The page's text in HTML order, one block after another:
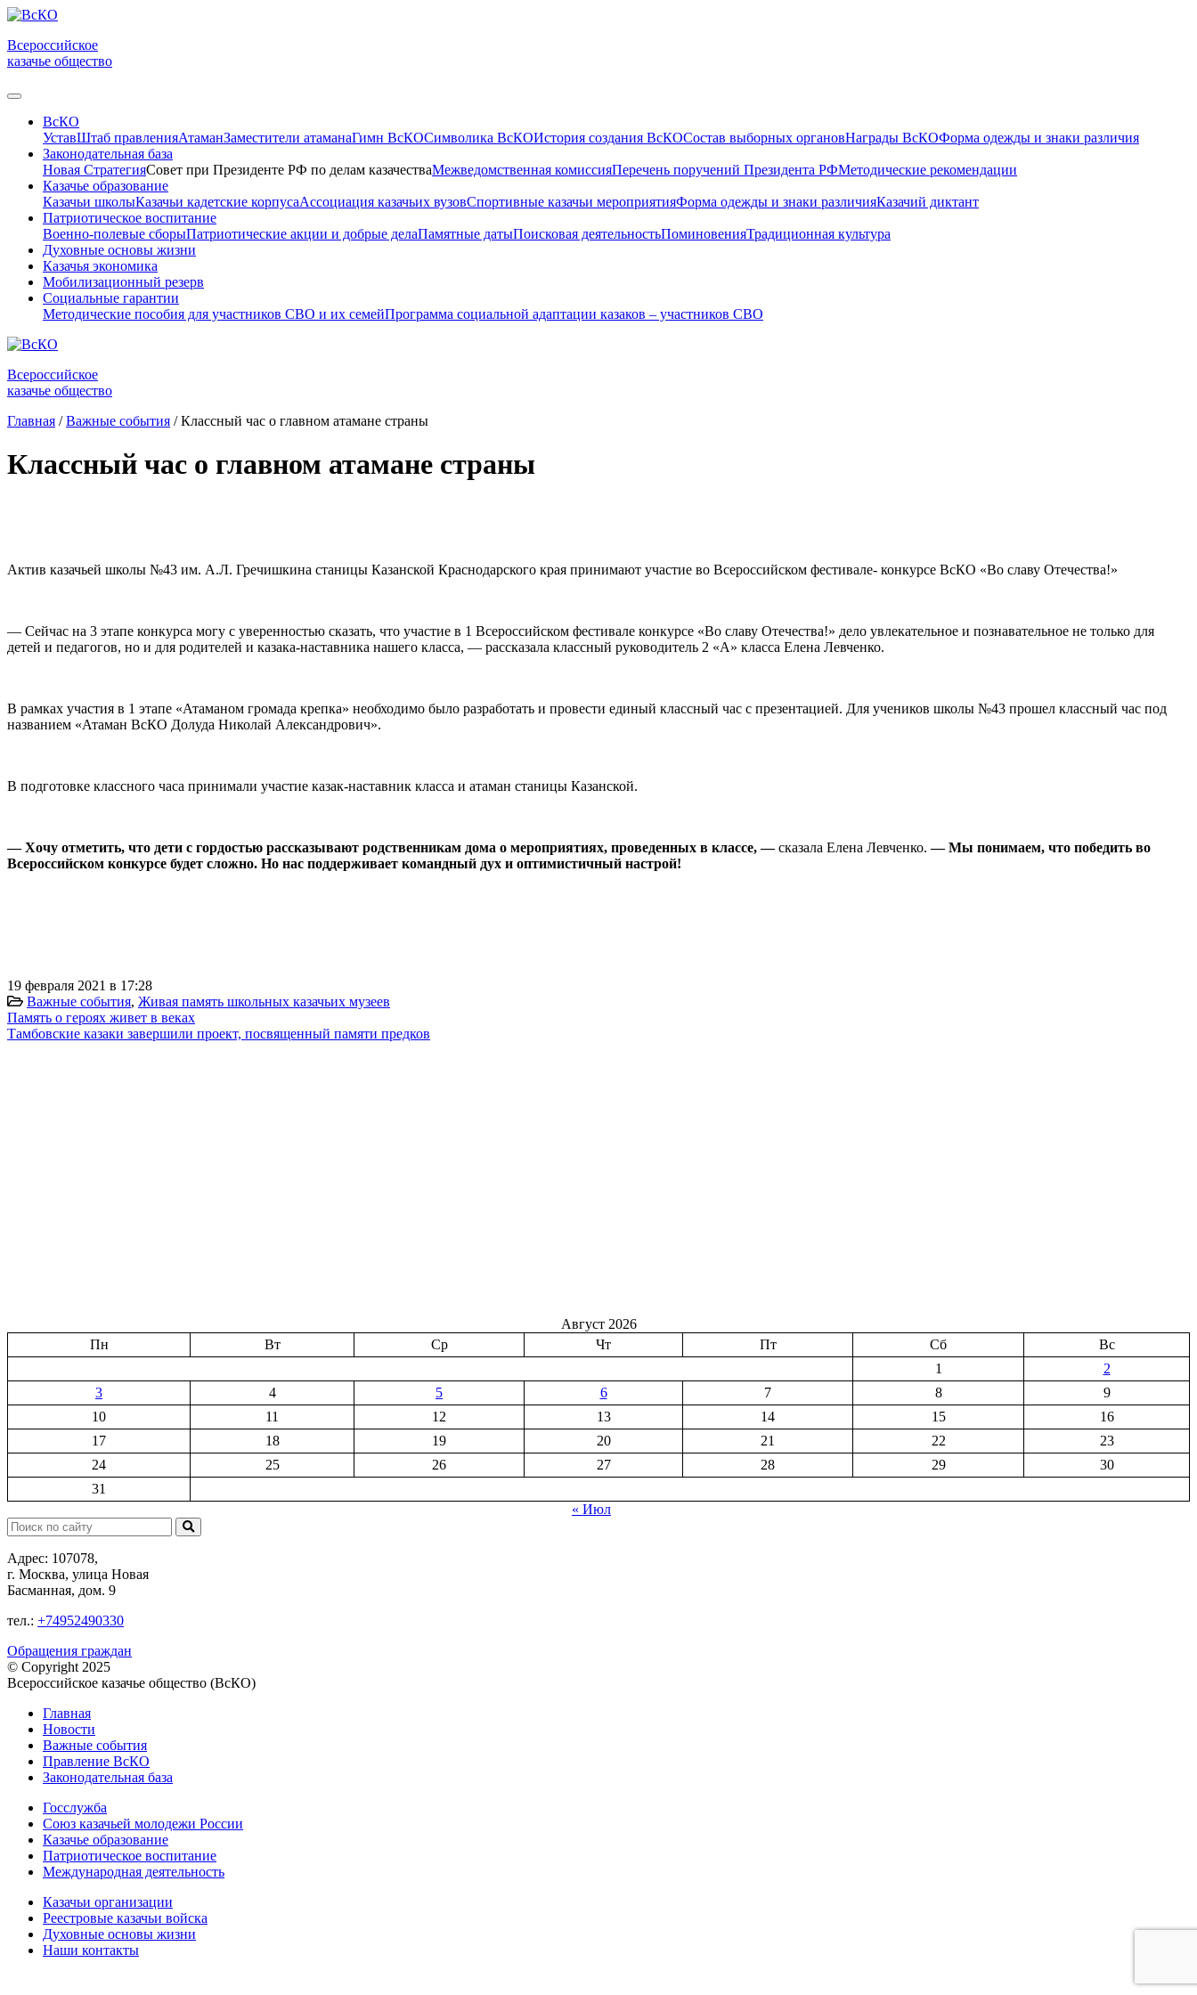
Всероссийское
казачье общество
ВсКО
УставШтаб правленияАтаманЗаместители атаманаГимн ВсКОСимволика ВсКОИстория создания ВсКОСостав выборных органовНаграды ВсКОФорма одежды и знаки различия
Законодательная база
Новая СтратегияСовет при Президенте РФ по делам казачестваМежведомственная комиссияПеречень поручений Президента РФМетодические рекомендации
Казачье образование
Казачьи школыКазачьи кадетские корпусаАссоциация казачьих вузовСпортивные казачьи мероприятияФорма одежды и знаки различияКазачий диктант
Патриотическое воспитание
Военно-полевые сборыПатриотические акции и добрые делаПамятные датыПоисковая деятельностьПоминовенияТрадиционная культура
Духовные основы жизни
Казачья экономика
Мобилизационный резерв
Социальные гарантии
Методические пособия для участников СВО и их семейПрограмма социальной адаптации казаков – участников СВО
Всероссийское
казачье общество
Главная / Важные события / Классный час о главном атамане страны
Классный час о главном атамане страны
Актив казачьей школы №43 им. А.Л. Гречишкина станицы Казанской Краснодарского края принимают участие во Всероссийском фестивале- конкурсе ВсКО «Во славу Отечества!»
— Сейчас на 3 этапе конкурса могу с уверенностью сказать, что участие в 1 Всероссийском фестивале конкурсе «Во славу Отечества!» дело увлекательное и познавательное не только для
детей и педагогов, но и для родителей и казака-наставника нашего класса, — рассказала классный руководитель 2 «А» класса Елена Левченко.
В рамках участия в 1 этапе «Атаманом громада крепка» необходимо было разработать и провести единый классный час с презентацией. Для учеников школы №43 прошел классный час под
названием «Атаман ВсКО Долуда Николай Александрович».
В подготовке классного часа принимали участие казак-наставник класса и атаман станицы Казанской.
— Хочу отметить, что дети с гордостью рассказывают родственникам дома о мероприятиях, проведенных в классе, —сказала Елена Левченко.— Мы понимаем, что победить во
Всероссийском конкурсе будет сложно. Но нас поддерживает командный дух и оптимистичный настрой!
19 февраля 2021 в 17:28
Важные события, Живая память школьных казачьих музеев
Память о героях живет в веках
Тамбовские казаки завершили проект, посвященный памяти предков
Август 2026
Пн
Вт Ср Чт Пт Сб
Вс
1
2
3
4 5 6 7 8
9
10
11 12 13 14 15
16
17
18 19 20 21 22
23
24
25 26 27 28 29
30
31
« Июл
Поиск:
Адрес: 107078,
г. Москва, улица Новая
Басманная, дом. 9
тел.: +74952490330
Обращения граждан
© Copyright 2025
Всероссийское казачье общество (ВсКО)
Главная
Новости
Важные события
Правление ВсКО
Законодательная база
Госслужба
Союз казачьей молодежи России
Казачье образование
Патриотическое воспитание
Международная деятельность
Казачьи организации
Реестровые казачьи войска
Духовные основы жизни
Наши контакты